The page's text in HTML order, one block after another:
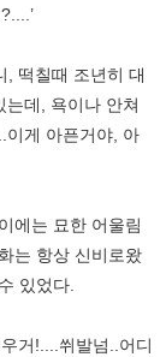
, 떡칠때 조년히 대
데, 욕이나 안쳐
이게 아픈거야, 아
에는 묘한 어울림
는 항상 신비로왔
있었다.
거!....쒸발넘..어디